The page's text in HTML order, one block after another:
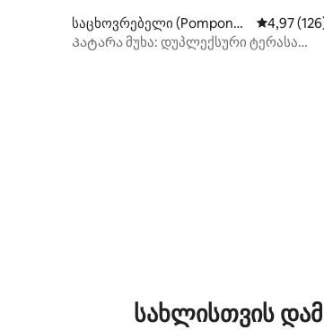
საცხოვრებელი (Pomponn
e)
საშუალო
4,97
Პატარა მუხა: დუპლექსური ტერასა
სახლისთვის